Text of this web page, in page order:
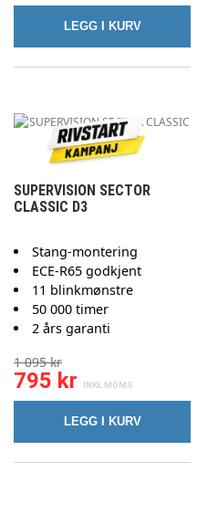
LEGG I KURV
SUPERVISION SECTOR
CLASSIC D3
Stang-montering
ECE-R65 godkjent
11 blinkmønstre
50 000 timer
2 års garanti
1 095 kr
795 kr
LEGG I KURV